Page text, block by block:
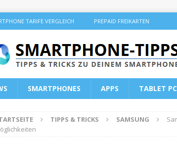
TARIFE VERGLEICH PREPAID FREIKARTEN
SMARTPHONES APPS TABLET PC
TIPPS & TRICKS SAMSUNG